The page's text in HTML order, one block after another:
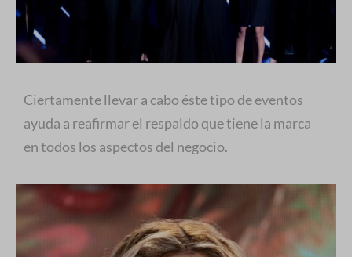
Ciertamente llevar a cabo éste tipo de eventos
ayuda a reafirmar el respaldo que tiene la marca
en todos los aspectos del negocio.